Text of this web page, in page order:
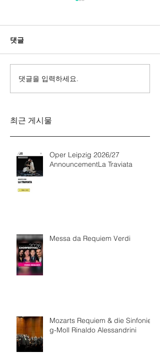
Messa da Requiem
댓글
댓글을 입력하세요.
최근 게시물
Oper Leipzig 2026/27
AnnouncementLa Traviata
Messa da Requiem Verdi
Mozarts Requiem & die Sinfonie
g-Moll Rinaldo Alessandrini